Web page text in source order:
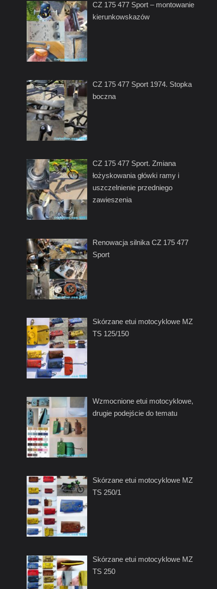
CZ 175 477 Sport – montowanie
kierunkowskazów
CZ 175 477 Sport 1974. Stopka
boczna
CZ 175 477 Sport. Zmiana
łożyskowania główki ramy i
uszczelnienie przedniego
zawieszenia
Renowacja silnika CZ 175 477
Sport
Skórzane etui motocyklowe MZ
TS 125/150
Wzmocnione etui motocyklowe,
drugie podejście do tematu
Skórzane etui motocyklowe MZ
TS 250/1
Skórzane etui motocyklowe MZ
TS 250